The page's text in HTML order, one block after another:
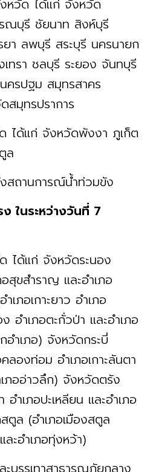
หวัด ได้แก่ จังหวัด
ณบุรี ชัยนาท สิงห์บุรี
า ลพบุรี สระบุรี นครนายก
เทรา ชลบุรี ระยอง จันทบุรี
ครปฐม สมุทรสาคร
สมุทรปราการ
ได้แก่ จังหวัดพังงา ภูเก็ต
ล
งสถานการณ์น้ำท่วมขัง
ในระหว่างวันที่ 7
ได้แก่ จังหวัดระนอง
สุขสำราญ และอำเภอ
เภอเกาะยาว อำเภอ
อำเภอตะกั่วป่า และอำเภอ
อำเภอ) จังหวัดกระบี่
ลองท่อม อำเภอเกาะลันตา
เภออ่าวลึก) จังหวัดตรัง
อำเภอปะเหลียน และอำเภอ
ตูล (อำเภอเมืองสตูล
ะอำเภอทุ่งหว้า)
บรรเทาสาธารณภัยกลาง